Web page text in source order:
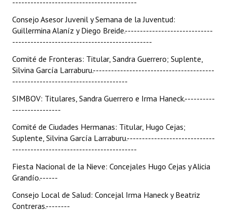
-----------------------------------------
Consejo Asesor Juvenil y Semana de la Juventud:
Guillermina Alaníz y Diego Breide.-----------------------------
----------------------------------------------
Comité de Fronteras: Titular, Sandra Guerrero; Suplente,
Silvina García Larraburu.----------------------------------------
--------------------------------------
SIMBOV: Titulares, Sandra Guerrero e Irma Haneck.----------
----------------
Comité de Ciudades Hermanas: Titular, Hugo Cejas;
Suplente, Silvina García Larraburu.-----------------------------
-----------------------------------------
Fiesta Nacional de la Nieve: Concejales Hugo Cejas y Alicia
Grandío.------
Consejo Local de Salud: Concejal Irma Haneck y Beatriz
Contreras.--------